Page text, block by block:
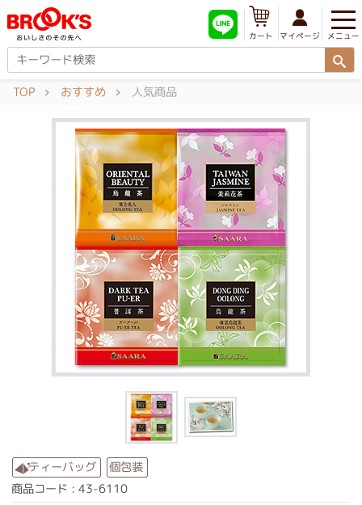
メニュー
マイページ
カート
TOP おすすめ 人気商品
ティーバッグ 個包装
商品コード : 43-6110